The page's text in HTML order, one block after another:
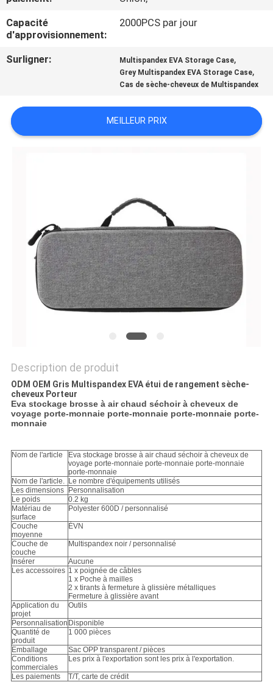
POLICY
Capacité
d'approvisionnement:
2000PCS par jour
Surligner: Multispandex EVA Storage Case,
Grey Multispandex EVA Storage Case,
Cas de sèche-cheveux de Multispandex
MEILLEUR PRIX
Description de produit
ODM OEM Gris Multispandex EVA étui de rangement sèche-
cheveux Porteur
Eva stockage brosse à air chaud séchoir à cheveux de
voyage porte-monnaie porte-monnaie porte-monnaie porte-
monnaie
Nom de l'article
Eva stockage brosse à air chaud séchoir à cheveux de
voyage porte-monnaie porte-monnaie porte-monnaie
porte-monnaie
Nom de l'article. Le nombre d'équipements utilisés
Les dimensions
Personnalisation
Le poids
0.2 kg
Matériau de
surface
Polyester 600D / personnalisé
Couche
moyenne
ÉVN
Couche de
couche
Multispandex noir / personnalisé
Insérer
Aucune
Les accessoires 1 x poignée de câbles
1 x Poche à mailles
2 x tirants à fermeture à glissière métalliques
Fermeture à glissière avant
Application du
projet
Outils
Personnalisation Disponible
Quantité de
produit
1 000 pièces
Emballage
Sac OPP transparent / pièces
Conditions
commerciales
Les prix à l'exportation sont les prix à l'exportation.
Les paiements T/T, carte de crédit